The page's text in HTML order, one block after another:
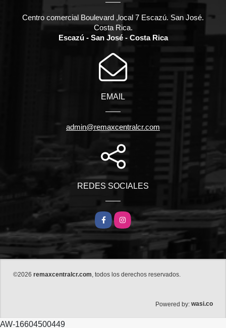
Centro comercial Boulevard ,local 7 Escazú. San José.
Costa Rica.
Escazú - San José - Costa Rica
EMAIL
admin@remaxcentralcr.com
REDES SOCIALES
FacebookInstagram
©2026 remaxcentralcr.com, todos los derechos reservados.
Powered by: wasi.co
AW-16604500449